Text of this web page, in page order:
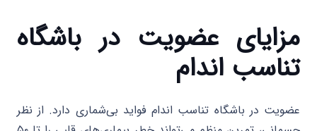
مزایای عضویت در باشگاه
تناسب اندام
عضویت در باشگاه تناسب اندام فواید بی‌شماری دارد. از نظر